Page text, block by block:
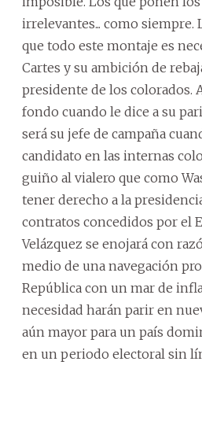
irrelevantes... como siempre.
que todo este montaje es
Cartes y su ambición de
presidente de los colorados.
fondo cuando le dice a su
será su jefe de campaña
candidato en las internas
guiño al vialero que como
tener derecho a la
contratos concedidos por el
Velázquez se enojará con
medio de una navegación
República con un mar de
necesidad harán parir en
aún mayor para un país
en un periodo electoral sin